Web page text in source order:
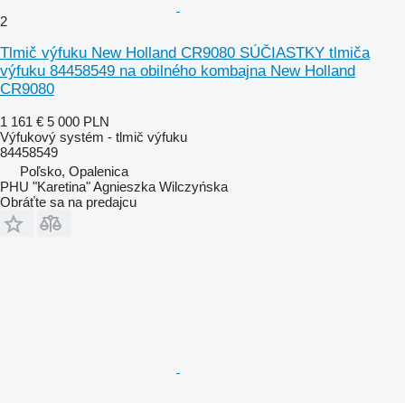
2
Tlmič výfuku New Holland CR9080 SÚČIASTKY tlmiča
výfuku 84458549 na obilného kombajna New Holland
CR9080
1 161 € 5 000 PLN
Výfukový systém - tlmič výfuku
84458549
Poľsko, Opalenica
PHU "Karetina" Agnieszka Wilczyńska
Obráťte sa na predajcu